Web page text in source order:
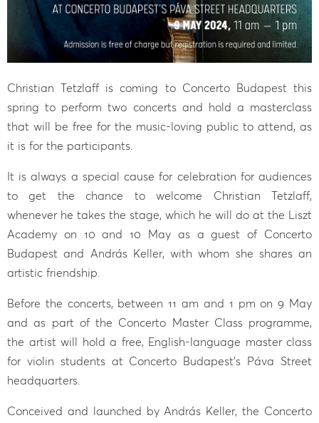
Christian Tetzlaff is coming to Concerto Budapest this
spring to perform two concerts and hold a masterclass
that will be free for the music-loving public to attend, as
it is for the participants.
It is always a special cause for celebration for audiences
to get the chance to welcome Christian Tetzlaff,
whenever he takes the stage, which he will do at the Liszt
Academy on 10 and 10 May as a guest of Concerto
Budapest and András Keller, with whom she shares an
artistic friendship.
Before the concerts, between 11 am and 1 pm on 9 May
and as part of the Concerto Master Class programme,
the artist will hold a free, English-language master class
for violin students at Concerto Budapest’s Páva Street
headquarters.
Conceived and launched by András Keller, the Concerto